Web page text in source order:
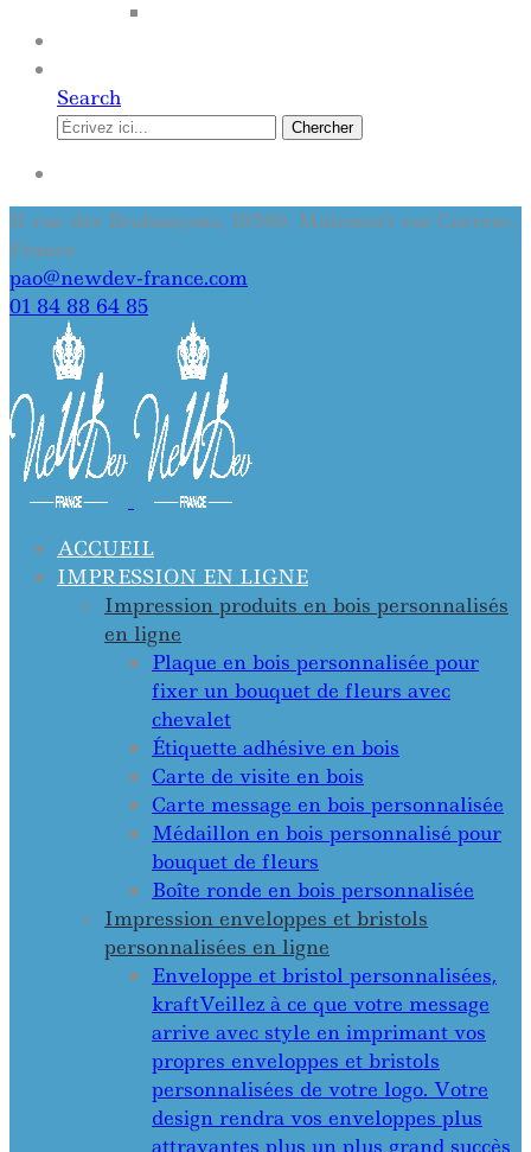
Search
Chercher
11 rue des Brabançons, 19360, Malemort sur Correze,
France
pao@newdev-france.com
01 84 88 64 85
ACCUEIL
IMPRESSION EN LIGNE
Impression produits en bois personnalisés
en ligne
Plaque en bois personnalisée pour
fixer un bouquet de fleurs avec
chevalet
Étiquette adhésive en bois
Carte de visite en bois
Carte message en bois personnalisée
Médaillon en bois personnalisé pour
bouquet de fleurs
Boîte ronde en bois personnalisée
Impression enveloppes et bristols
personnalisées en ligne
Enveloppe et bristol personnalisées,
kraftVeillez à ce que votre message
arrive avec style en imprimant vos
propres enveloppes et bristols
personnalisées de votre logo. Votre
design rendra vos enveloppes plus
attrayantes plus un plus grand succès